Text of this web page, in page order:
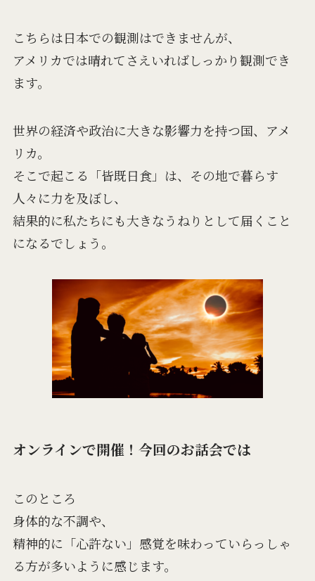
こちらは日本での観測はできませんが、
アメリカでは晴れてさえいればしっかり観測でき
ます。
世界の経済や政治に大きな影響力を持つ国、アメ
リカ。
そこで起こる「皆既日食」は、その地で暮らす
人々に力を及ぼし、
結果的に私たちにも大きなうねりとして届くこと
になるでしょう。
オンラインで開催！今回のお話会では
このところ
身体的な不調や、
精神的に「心許ない」感覚を味わっていらっしゃ
る方が多いように感じます。